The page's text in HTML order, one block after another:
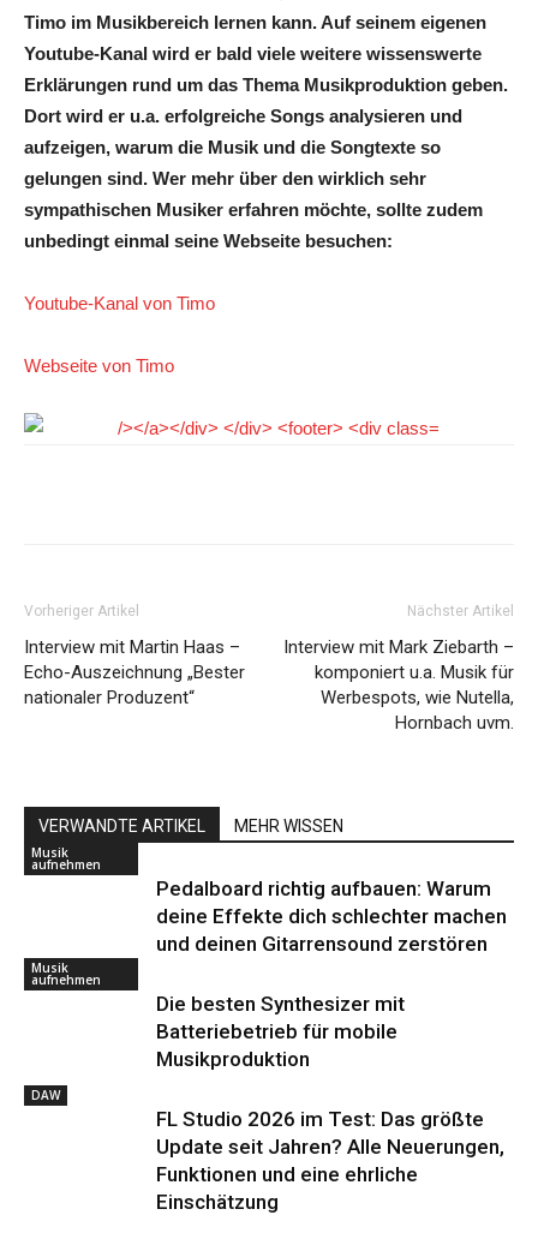
Timo im Musikbereich lernen kann. Auf seinem eigenen
Youtube-Kanal wird er bald viele weitere wissenswerte
Erklärungen rund um das Thema Musikproduktion geben.
Dort wird er u.a. erfolgreiche Songs analysieren und
aufzeigen, warum die Musik und die Songtexte so
gelungen sind. Wer mehr über den wirklich sehr
sympathischen Musiker erfahren möchte, sollte zudem
unbedingt einmal seine Webseite besuchen:
Youtube-Kanal von Timo
Webseite von Timo
Vorheriger Artikel
Interview mit Martin Haas –
Echo-Auszeichnung „Bester
nationaler Produzent“
Nächster Artikel
Interview mit Mark Ziebarth –
komponiert u.a. Musik für
Werbespots, wie Nutella,
Hornbach uvm.
VERWANDTE ARTIKEL MEHR WISSEN
Musik
aufnehmen
Pedalboard richtig aufbauen: Warum
deine Effekte dich schlechter machen
und deinen Gitarrensound zerstören
Musik
aufnehmen
Die besten Synthesizer mit
Batteriebetrieb für mobile
Musikproduktion
DAW
FL Studio 2026 im Test: Das größte
Update seit Jahren? Alle Neuerungen,
Funktionen und eine ehrliche
Einschätzung